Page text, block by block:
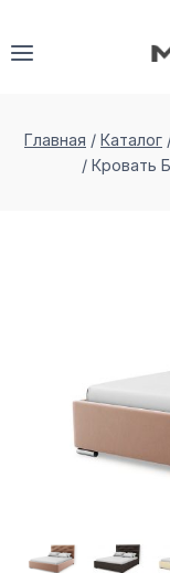
Главная / Каталог
/ Кровать